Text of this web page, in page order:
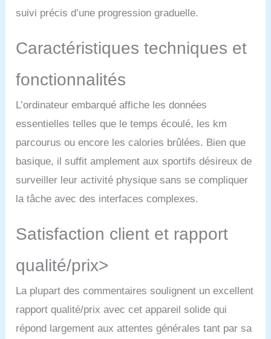
velo d’appartement. De
toute question ou
efficacement à tout
suivi précis d’une progression graduelle.
Caractéristiques techniques et
fonctionnalités
L’ordinateur embarqué affiche les données
essentielles telles que le temps écoulé, les km
parcourus ou encore les calories brûlées. Bien que
basique, il suffit amplement aux sportifs désireux de
surveiller leur activité physique sans se compliquer
la tâche avec des interfaces complexes.
Satisfaction client et rapport
qualité/prix>
La plupart des commentaires soulignent un excellent
rapport qualité/prix avec cet appareil solide qui
répond largement aux attentes générales tant par sa